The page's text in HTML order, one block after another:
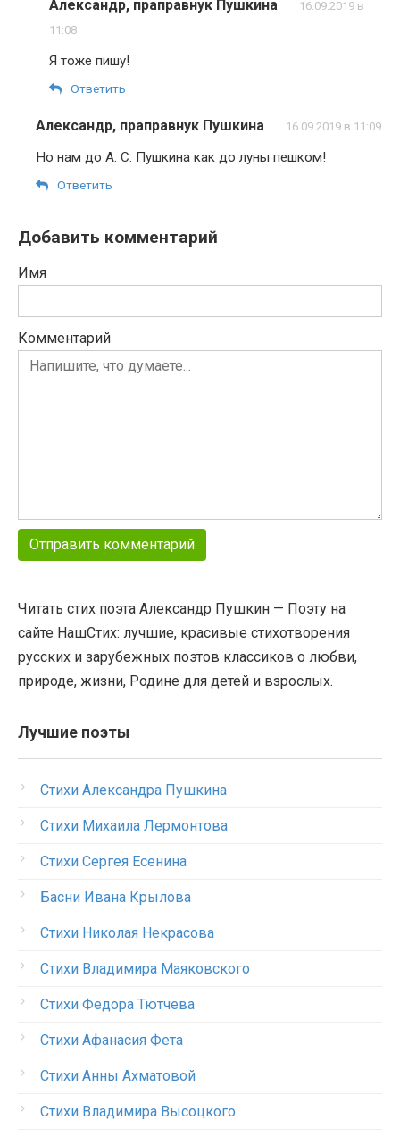
Александр, праправнук Пушкина
16.09.2019 в
11:08
Я тоже пишу!
Ответить
Александр, праправнук Пушкина 16.09.2019 в 11:09
Но нам до А. С. Пушкина как до луны пешком!
Ответить
Добавить комментарий
Имя
Комментарий
Читать стих поэта Александр Пушкин — Поэту на
сайте НашСтих: лучшие, красивые стихотворения
русских и зарубежных поэтов классиков о любви,
природе, жизни, Родине для детей и взрослых.
Лучшие поэты
Стихи Александра Пушкина
Стихи Михаила Лермонтова
Стихи Сергея Есенина
Басни Ивана Крылова
Стихи Николая Некрасова
Стихи Владимира Маяковского
Стихи Федора Тютчева
Стихи Афанасия Фета
Стихи Анны Ахматовой
Стихи Владимира Высоцкого